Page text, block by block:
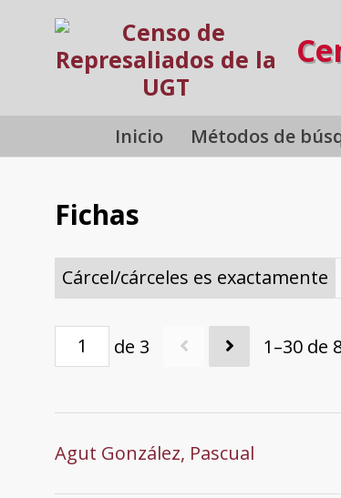
Inicio Métodos de
Fichas
Cárcel/cárceles es exactamente
de 3 1–30 de
Agut González, Pascual